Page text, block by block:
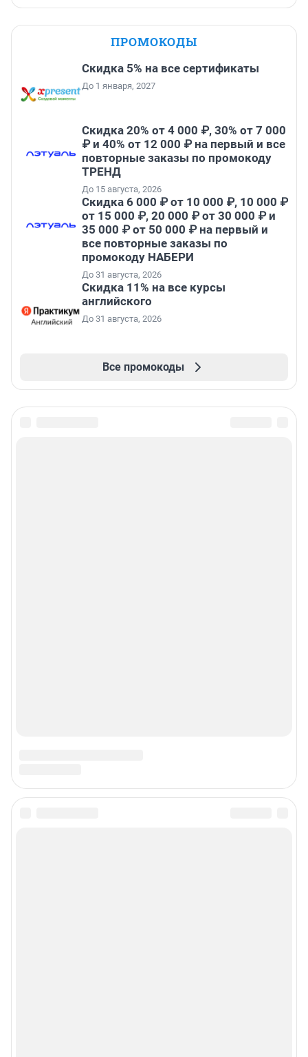
ПРОМОКОДЫ
Скидка 5% на все сертификаты
До 1 января, 2027
Скидка 20% от 4 000 ₽, 30% от 7 000
₽ и 40% от 12 000 ₽ на первый и все
повторные заказы по промокоду
ТРЕНД
До 15 августа, 2026
Скидка 6 000 ₽ от 10 000 ₽, 10 000 ₽
от 15 000 ₽, 20 000 ₽ от 30 000 ₽ и
35 000 ₽ от 50 000 ₽ на первый и
все повторные заказы по
промокоду НАБЕРИ
До 31 августа, 2026
Скидка 11% на все курсы
английского
До 31 августа, 2026
Все промокоды